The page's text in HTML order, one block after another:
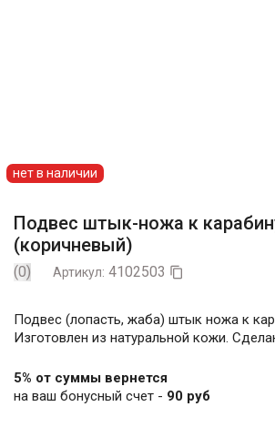
нет в наличии
Подвес штык-ножа к
(коричневый)
(0) Артикул: 4102503 
Подвес (лопасть, жаба) штык ножа к
Изготовлен из натуральной кожи.
5% от суммы вернется
на ваш бонусный счет - 90 руб